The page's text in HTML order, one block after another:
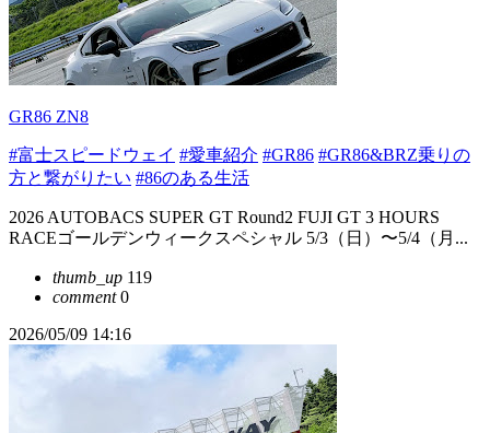
GR86 ZN8
#富士スピードウェイ #愛車紹介 #GR86 #GR86&BRZ乗りの
方と繋がりたい #86のある生活
2026 AUTOBACS SUPER GT Round2 FUJI GT 3 HOURS
RACEゴールデンウィークスペシャル 5/3（日）〜5/4（月...
thumb_up 119
comment0
2026/05/09 14:16